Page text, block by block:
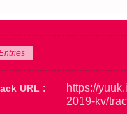
URL :
https://
2019-kv/